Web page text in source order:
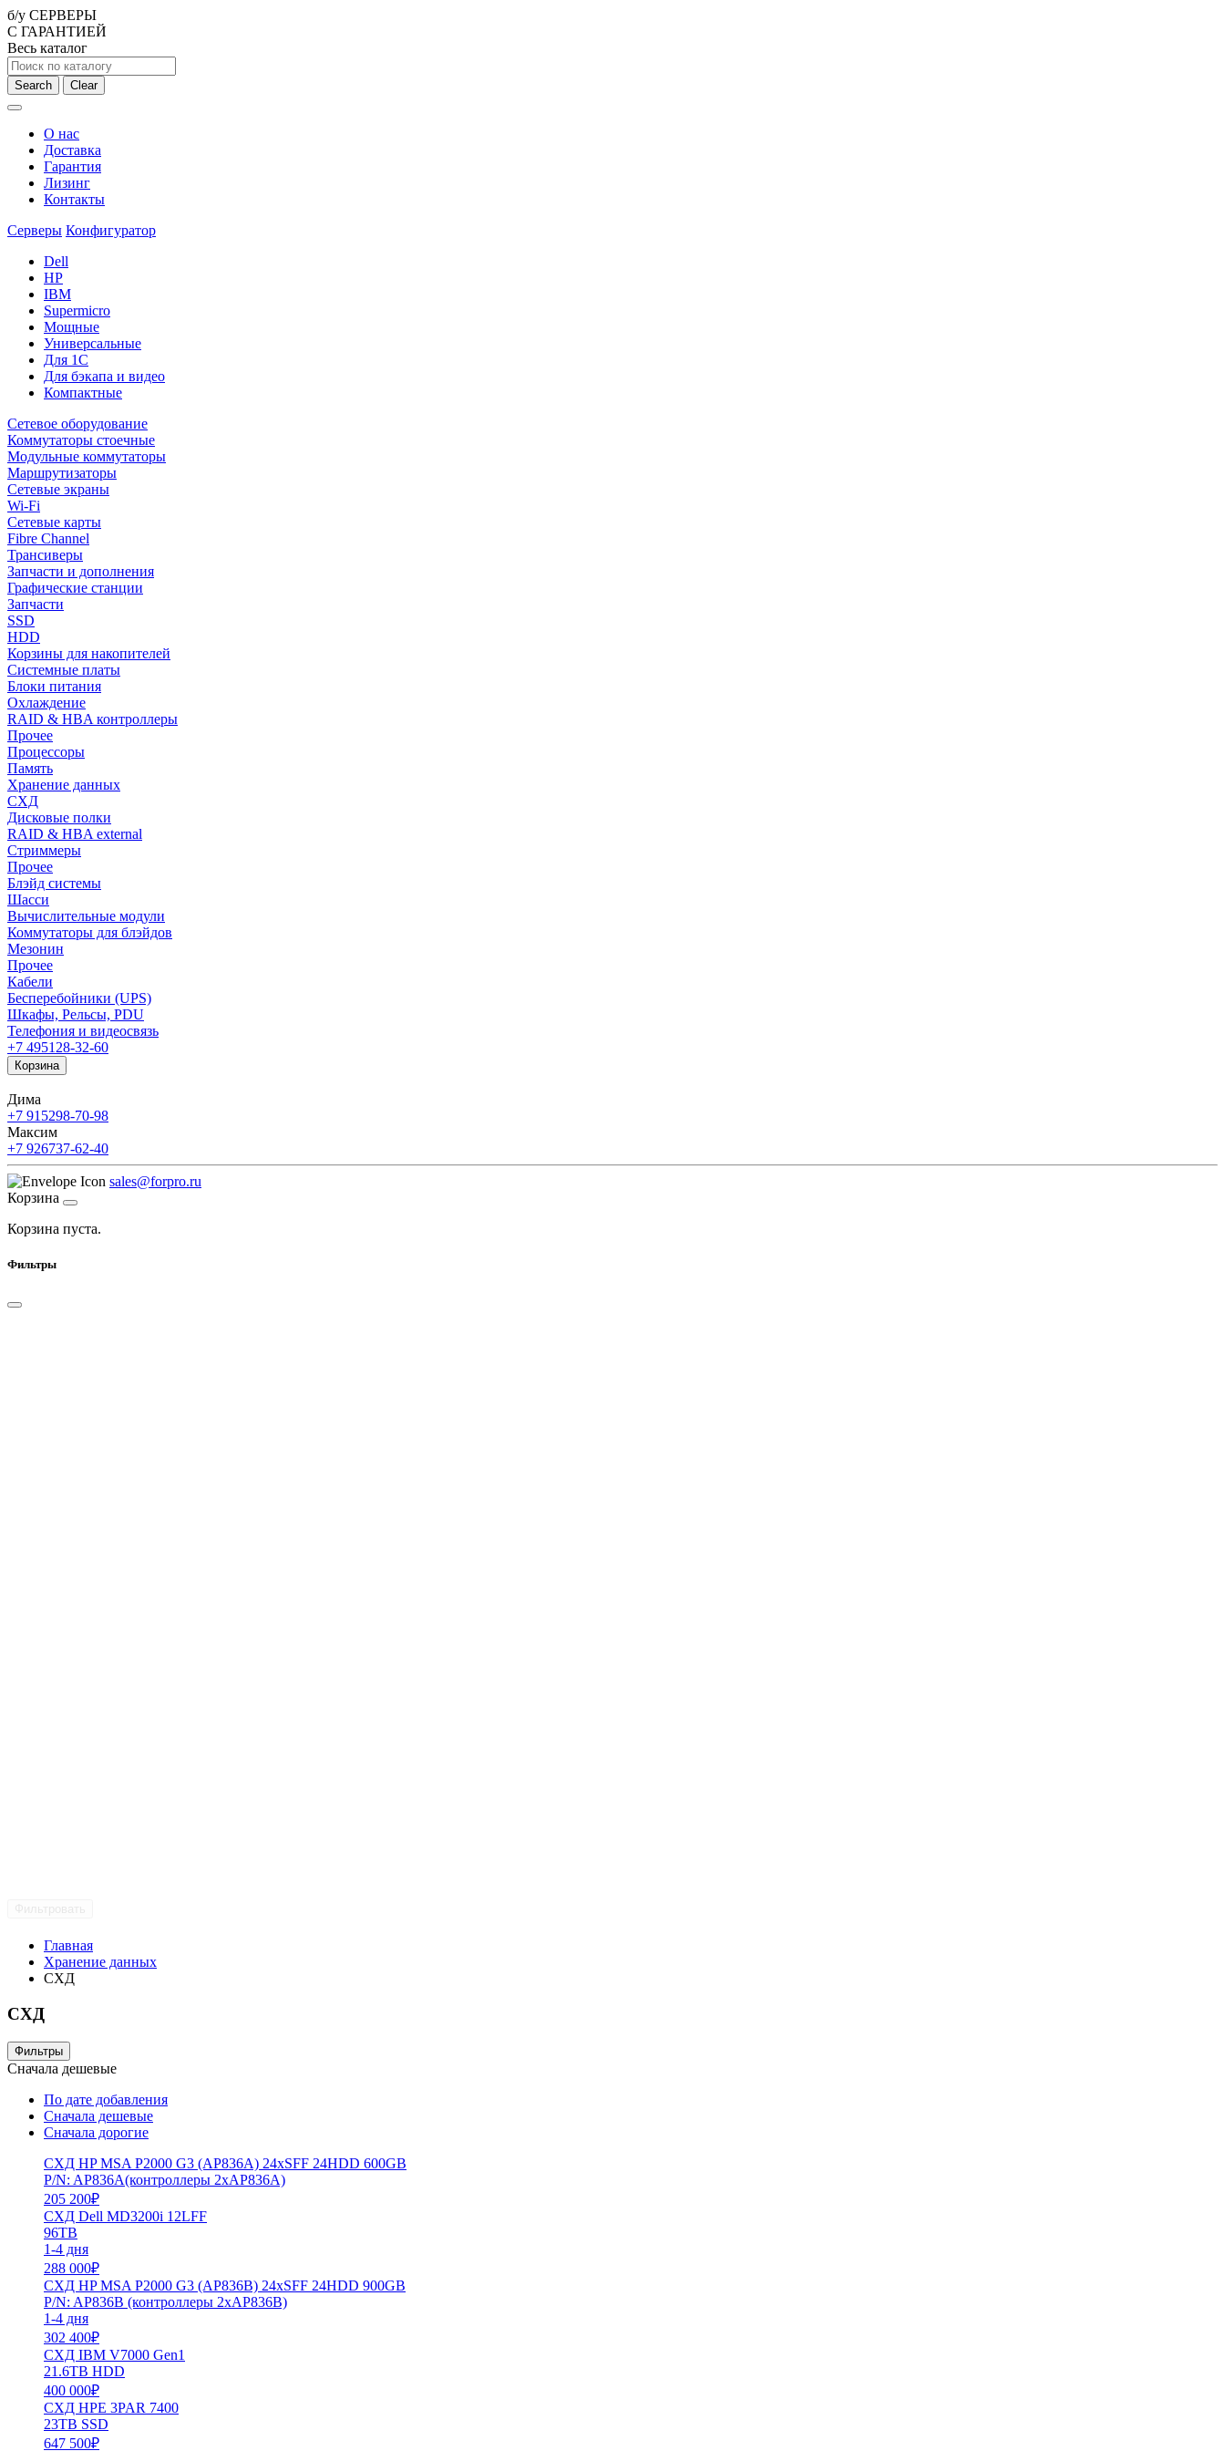
б/у СЕРВЕРЫ
С ГАРАНТИЕЙ
Весь каталог
Search Clear
О нас
Доставка
Гарантия
Лизинг
Контакты
Серверы Конфигуратор
Dell
HP
IBM
Supermicro
Мощные
Универсальные
Для 1С
Для бэкапа и видео
Компактные
Сетевое оборудование
Коммутаторы стоечные
Модульные коммутаторы
Маршрутизаторы
Сетевые экраны
Wi-Fi
Сетевые карты
Fibre Channel
Трансиверы
Запчасти и дополнения
Графические станции
Запчасти
SSD
HDD
Корзины для накопителей
Системные платы
Блоки питания
Охлаждение
RAID & HBA контроллеры
Прочее
Процессоры
Память
Хранение данных
СХД
Дисковые полки
RAID & HBA external
Стриммеры
Прочее
Блэйд системы
Шасси
Вычислительные модули
Коммутаторы для блэйдов
Мезонин
Прочее
Кабели
Бесперебойники (UPS)
Шкафы, Рельсы, PDU
Телефония и видеосвязь
+7 495128-32-60
Корзина
Дима
+7 915298-70-98
Максим
+7 926737-62-40
sales@forpro.ru
Корзина
Корзина пуста.
Фильтры
Главная
Хранение данных
СХД
СХД
Фильтры
Сначала дешевые
По дате добавления
Сначала дешевые
Сначала дорогие
СХД HP MSA P2000 G3 (AP836A) 24xSFF 24HDD 600GB
P/N: AP836A(контроллеры 2xAP836A)
205 200₽
СХД Dell MD3200i 12LFF
96TB
1-4 дня
288 000₽
СХД HP MSA P2000 G3 (AP836B) 24xSFF 24HDD 900GB
P/N: AP836B (контроллеры 2xAP836B)
1-4 дня
302 400₽
СХД IBM V7000 Gen1
21.6TB HDD
400 000₽
СХД HPE 3PAR 7400
23TB SSD
647 500₽